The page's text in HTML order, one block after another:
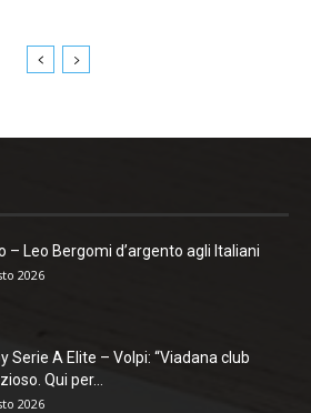
– Leo Bergomi d’argento agli Italiani
2026
Serie A Elite – Volpi: “Viadana club
Qui per...
2026